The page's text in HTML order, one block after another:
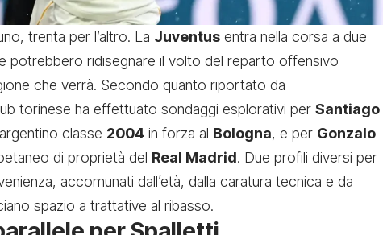
trenta per l’altro. La Juventus entra nella corsa a due
potrebbero ridisegnare il volto del reparto offensivo
che verrà. Secondo quanto riportato da
torinese ha effettuato sondaggi esplorativi per Santiago
classe 2004 in forza al Bologna, e per Gonzalo
di proprietà del Real Madrid. Due profili diversi per
accomunati dall’età, dalla caratura tecnica e da
spazio a trattative al ribasso.